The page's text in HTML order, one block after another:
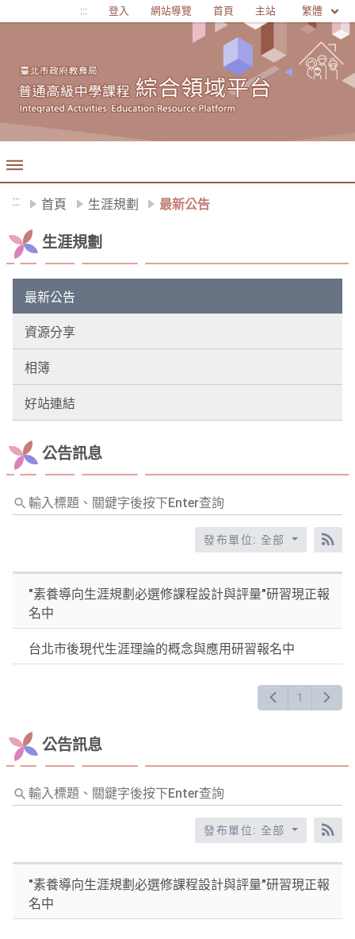
移至網頁之主要內容區位置
::: 登入 網站導覽 首頁 主站 繁體
::: 首頁 生涯規劃 最新公告
生涯規劃
最新公告
資源分享
相簿
好站連結
公告訊息
輸
入
關
後
發布單位: 全部
"素養導向生涯規劃必選修課程設計與評量"研習現正報
名中
台北市後現代生涯理論的概念與應用研習報名中
1
公告訊息
輸
入
關
後
發布單位: 全部
"素養導向生涯規劃必選修課程設計與評量"研習現正報
名中